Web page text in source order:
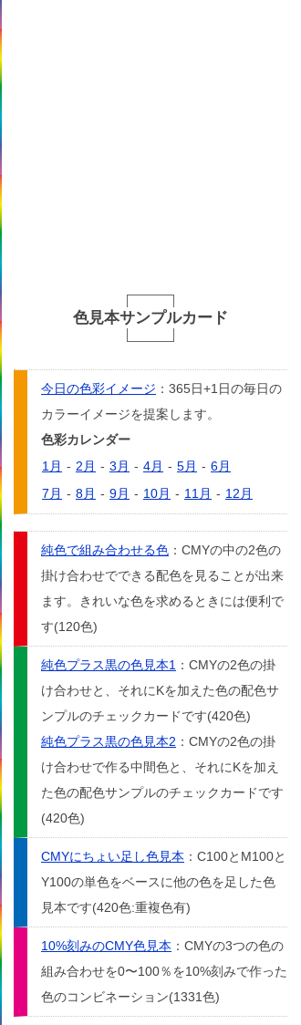
色見本サンプルカード
今日の色彩イメージ ：365日+1日の毎日の
カラーイメージを提案します。
色彩カレンダー
1月 - 2月 - 3月 - 4月 - 5月 - 6月
7月 - 8月 - 9月 - 10月 - 11月 - 12月
純色で組み合わせる色 ：CMYの中の2色の
掛け合わせでできる配色を見ることが出来
ます。きれいな色を求めるときには便利で
す(120色)
純色プラス黒の色見本1 ：CMYの2色の掛
け合わせと、それにKを加えた色の配色サ
ンプルのチェックカードです(420色)
純色プラス黒の色見本2 ：CMYの2色の掛
け合わせで作る中間色と、それにKを加え
た色の配色サンプルのチェックカードです
(420色)
CMYにちょい足し色見本 ：C100とM100と
Y100の単色をベースに他の色を足した色
見本です(420色:重複色有)
10%刻みのCMY色見本 ：CMYの3つの色の
組み合わせを0〜100％を10%刻みで作った
色のコンビネーション(1331色)